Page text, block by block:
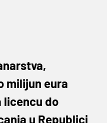
milijun eura
licencu do
u Republici